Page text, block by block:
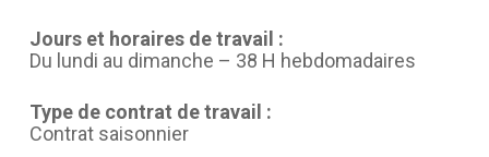
Jours et horaires de travail :
Du lundi au dimanche – 38 H hebdomadaires
Type de contrat de travail :
Contrat saisonnier